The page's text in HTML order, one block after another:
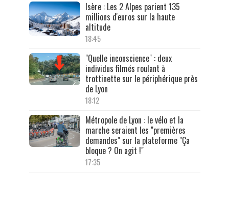
Isère : Les 2 Alpes parient 135
millions d'euros sur la haute
altitude
18:45
"Quelle inconscience" : deux
individus filmés roulant à
trottinette sur le périphérique près
de Lyon
18:12
Métropole de Lyon : le vélo et la
marche seraient les "premières
demandes" sur la plateforme "Ça
bloque ? On agit !"
17:35